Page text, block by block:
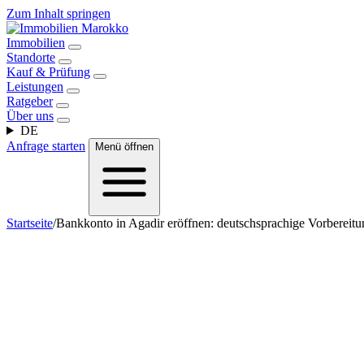
Zum Inhalt springen
Immobilien
Standorte
Kauf & Prüfung
Leistungen
Ratgeber
Über uns
DE
Anfrage starten
Menü öffnen
Startseite/Bankkonto in Agadir eröffnen: deutschsprachige